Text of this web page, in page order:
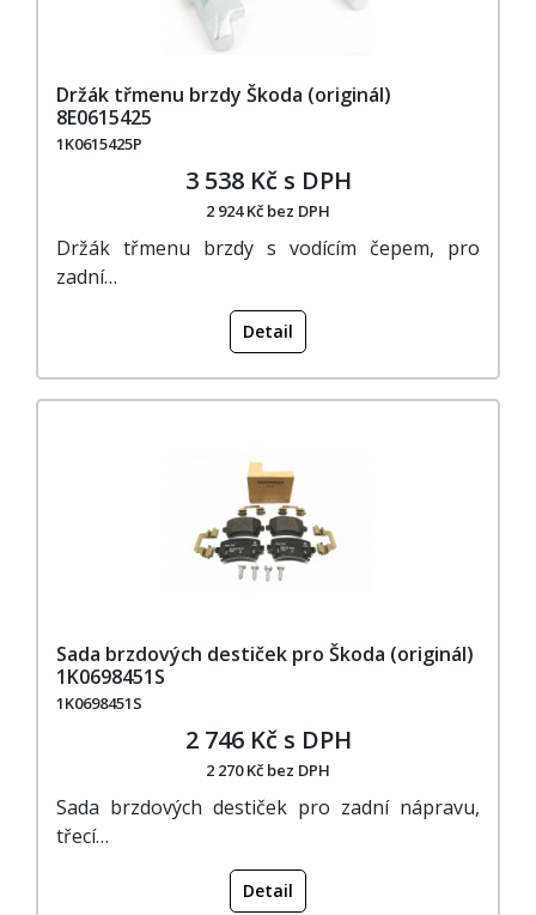
Držák třmenu brzdy Škoda (originál)
8E0615425
1K0615425P
3 538 Kč s DPH
2 924 Kč bez DPH
Držák třmenu brzdy s vodícím čepem, pro
zadní…
Detail
Sada brzdových destiček pro Škoda (originál)
1K0698451S
1K0698451S
2 746 Kč s DPH
2 270 Kč bez DPH
Sada brzdových destiček pro zadní nápravu,
třecí…
Detail